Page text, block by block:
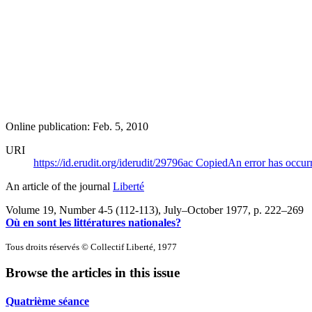
Online publication: Feb. 5, 2010
URI
https://id.erudit.org/iderudit/29796ac CopiedAn error has
An article of the journal Liberté
Volume 19, Number 4-5 (112-113), July–October 1977, p. 222–269
Où en sont les littératures nationales?
Tous droits réservés © Collectif Liberté, 1977
Browse the articles in this issue
Quatrième séance